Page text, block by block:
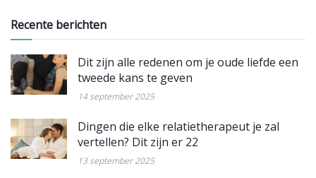
Recente berichten
Dit zijn alle redenen om je oude liefde een
tweede kans te geven
14 september 2025
Dingen die elke relatietherapeut je zal
vertellen? Dit zijn er 22
13 september 2025